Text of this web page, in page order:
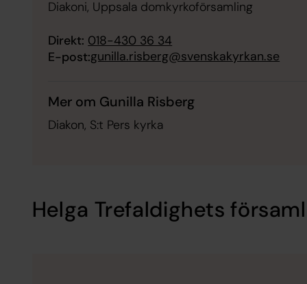
Diakoni, Uppsala domkyrkoförsamling
Direkt: 018-430 36 34
E-post:gunilla.risberg@svenskakyrkan.se
Mer om Gunilla Risberg
Diakon, S:t Pers kyrka
Helga Trefaldighets